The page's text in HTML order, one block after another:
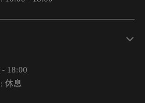
18:00
休息